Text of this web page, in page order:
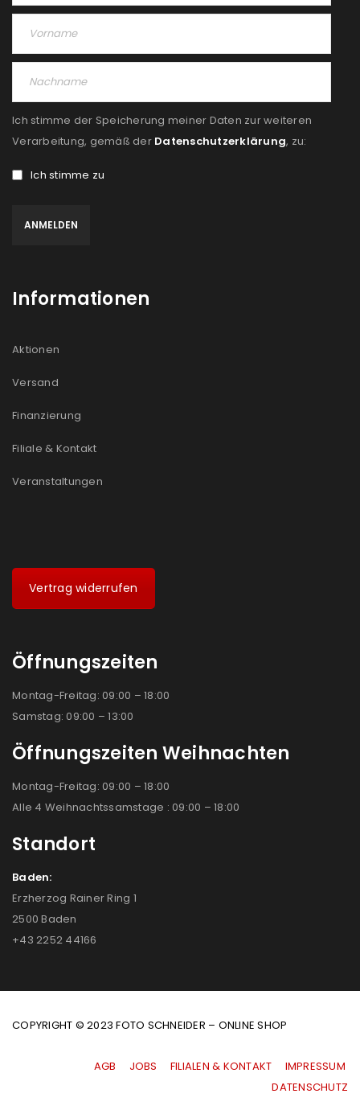
Ich stimme der Speicherung meiner Daten zur weiteren
Verarbeitung, gemäß der Datenschutzerklärung, zu:
Ich stimme zu
Informationen
Aktionen
Versand
Finanzierung
Filiale & Kontakt
Veranstaltungen
Vertrag widerrufen
Öffnungszeiten
Montag-Freitag: 09:00 – 18:00
Samstag: 09:00 – 13:00
Öffnungszeiten Weihnachten
Montag-Freitag: 09:00 – 18:00
Alle 4 Weihnachtssamstage : 09:00 – 18:00
Standort
Baden:
Erzherzog Rainer Ring 1
2500 Baden
+43 2252 44166
COPYRIGHT © 2023 FOTO SCHNEIDER – ONLINE SHOP
AGB JOBS FILIALEN & KONTAKT
IMPRESSUM
|DATENSCHUTZ